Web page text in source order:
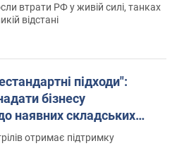
втрати РФ у живій силі, танках
відстані
підходи":
бізнесу
наявних складських
отримає підтримку